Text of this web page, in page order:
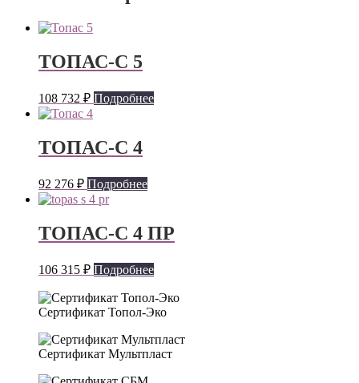
ТОПАС-С 5
108 732 ₽ Подробнее
ТОПАС-С 4
92 276 ₽ Подробнее
ТОПАС-С 4 ПР
106 315 ₽ Подробнее
Сертификат Топол-Эко
Сертификат Мультпласт